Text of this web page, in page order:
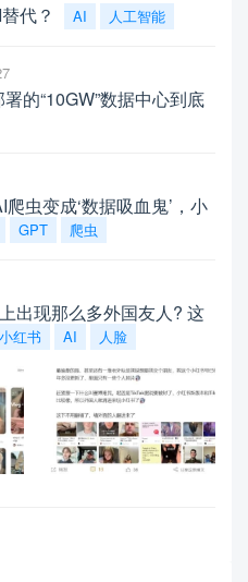
代？ AI 人工智能
的“10GW”数据中心到底
虫变成‘数据吸血鬼’，小
GPT 爬虫
出现那么多外国友人? 这
小红书 AI 人脸